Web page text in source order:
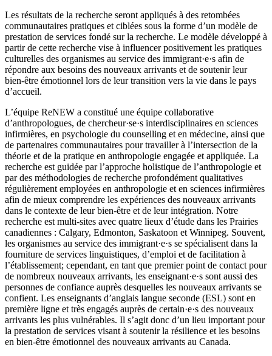
Les résultats de la recherche seront appliqués à des retombées
communautaires pratiques et ciblées sous la forme d’un modèle de
prestation de services fondé sur la recherche. Le modèle développé à
partir de cette recherche vise à influencer positivement les pratiques
culturelles des organismes au service des immigrant·e·s afin de
répondre aux besoins des nouveaux arrivants et de soutenir leur
bien‑être émotionnel lors de leur transition vers la vie dans le pays
d’accueil.
L’équipe ReNEW a constitué une équipe collaborative
d’anthropologues, de chercheur·se·s interdisciplinaires en sciences
infirmières, en psychologie du counselling et en médecine, ainsi que
de partenaires communautaires pour travailler à l’intersection de la
théorie et de la pratique en anthropologie engagée et appliquée. La
recherche est guidée par l’approche holistique de l’anthropologie et
par des méthodologies de recherche profondément qualitatives
régulièrement employées en anthropologie et en sciences infirmières
afin de mieux comprendre les expériences des nouveaux arrivants
dans le contexte de leur bien‑être et de leur intégration. Notre
recherche est multi‑sites avec quatre lieux d’étude dans les Prairies
canadiennes : Calgary, Edmonton, Saskatoon et Winnipeg. Souvent,
les organismes au service des immigrant·e·s se spécialisent dans la
fourniture de services linguistiques, d’emploi et de facilitation à
l’établissement; cependant, en tant que premier point de contact pour
de nombreux nouveaux arrivants, les enseignant·e·s sont aussi des
personnes de confiance auprès desquelles les nouveaux arrivants se
confient. Les enseignants d’anglais langue seconde (ESL) sont en
première ligne et très engagés auprès de certain·e·s des nouveaux
arrivants les plus vulnérables. Il s’agit donc d’un lieu important pour
la prestation de services visant à soutenir la résilience et les besoins
en bien‑être émotionnel des nouveaux arrivants au Canada.